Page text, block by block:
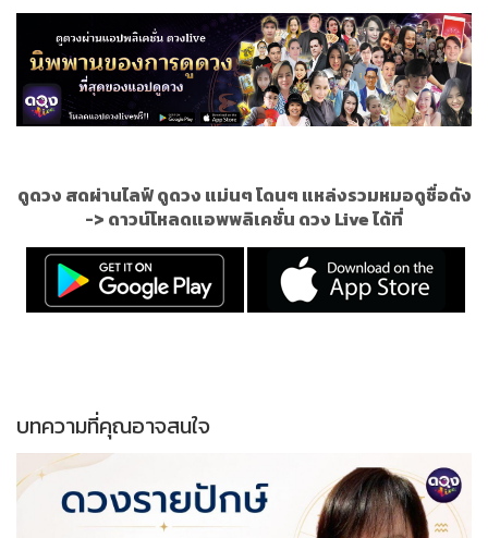
ดูดวง สดผ่านไลฟ์ ดูดวง แม่นๆ โดนๆ แหล่งรวมหมอดูชื่อดัง
-> ดาวน์โหลดแอพพลิเคชั่น ดวง Live ได้ที่
บทความที่คุณอาจสนใจ